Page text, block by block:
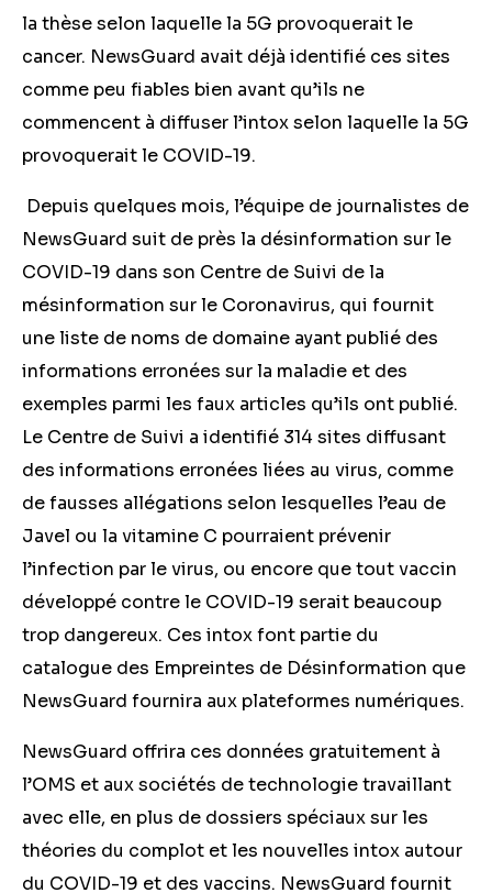
la thèse selon laquelle la 5G provoquerait le
cancer. NewsGuard avait déjà identifié ces sites
comme peu fiables bien avant qu’ils ne
commencent à diffuser l’intox selon laquelle la 5G
provoquerait le COVID-19.
Depuis quelques mois, l’équipe de journalistes de
NewsGuard suit de près la désinformation sur le
COVID-19 dans son Centre de Suivi de la
mésinformation sur le Coronavirus, qui fournit
une liste de noms de domaine ayant publié des
informations erronées sur la maladie et des
exemples parmi les faux articles qu’ils ont publié.
Le Centre de Suivi a identifié 314 sites diffusant
des informations erronées liées au virus, comme
de fausses allégations selon lesquelles l’eau de
Javel ou la vitamine C pourraient prévenir
l’infection par le virus, ou encore que tout vaccin
développé contre le COVID-19 serait beaucoup
trop dangereux. Ces intox font partie du
catalogue des Empreintes de Désinformation que
NewsGuard fournira aux plateformes numériques.
NewsGuard offrira ces données gratuitement à
l’OMS et aux sociétés de technologie travaillant
avec elle, en plus de dossiers spéciaux sur les
théories du complot et les nouvelles intox autour
du COVID-19 et des vaccins. NewsGuard fournit